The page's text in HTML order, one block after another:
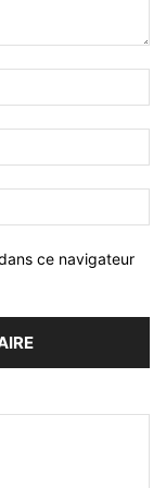
ce navigateur